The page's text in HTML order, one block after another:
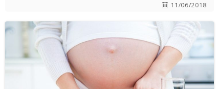
11/06/2018